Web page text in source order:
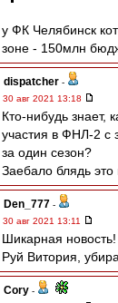
у ФК Челябинск
зоне - 150млн
dispatcher -
30 авг 2021 13:18
Кто-нибудь знает,
участия в ФНЛ-2 с
за один сезон?
Заебало блядь это
Den_777 -
30 авг 2021 13:11
Шикарная новость!
Руй Витория,
Cory -